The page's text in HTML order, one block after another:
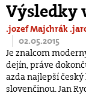
Výsledky
.jozef Majchrák
02.05.2015
Je znalcom
dejín, práve
azda najlepší
slovenčinou. Jan